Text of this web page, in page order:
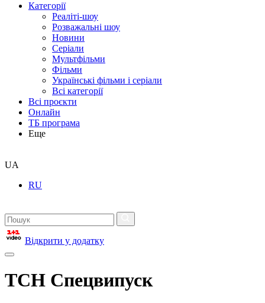
Категорії
Реаліті-шоу
Розважальні шоу
Новини
Серіали
Мультфільми
Фільми
Українські фільми і серіали
Всі категорії
Всі проєкти
Онлайн
ТБ програма
Еще
UA
RU
Відкрити у додатку
ТСН Спецвипуск